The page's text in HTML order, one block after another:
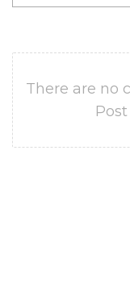
There are no